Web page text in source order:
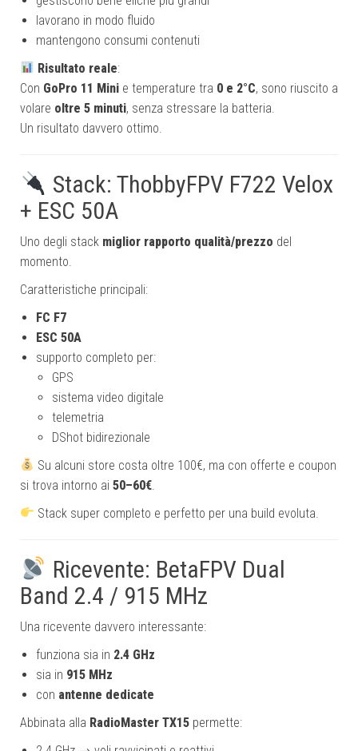
lavorano in modo fluido
mantengono consumi contenuti
Risultato reale:
Con GoPro 11 Mini e temperature tra 0 e 2°C, sono riuscito a
volare oltre 5 minuti, senza stressare la batteria.
Un risultato davvero ottimo.
Stack: ThobbyFPV F722 Velox
+ ESC 50A
Uno degli stack miglior rapporto qualità/prezzo del
momento.
Caratteristiche principali:
FC F7
ESC 50A
supporto completo per:
GPS
sistema video digitale
telemetria
DShot bidirezionale
Su alcuni store costa oltre 100€, ma con offerte e coupon
si trova intorno ai 50–60€
Stack super completo e perfetto per una build evoluta.
Ricevente: BetaFPV Dual
Band 2.4 / 915 MHz
Una ricevente davvero interessante:
funziona sia in 2.4 GHz
sia in 915 MHz
con antenne dedicate
Abbinata alla RadioMaster TX15 permette: